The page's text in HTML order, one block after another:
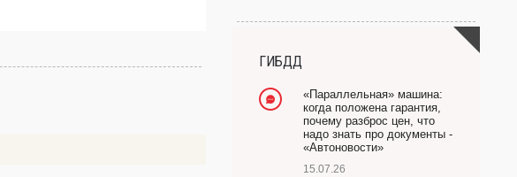
ГИБДД
«Параллельная» машина:
когда положена гарантия,
почему разброс цен, что
надо знать про документы -
«Автоновости»
15.07.26